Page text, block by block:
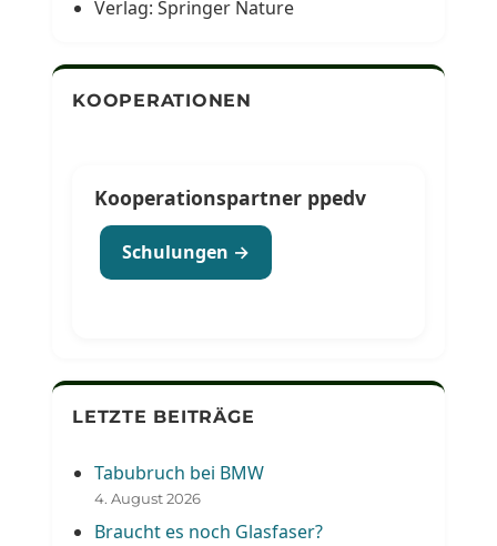
Verlag: Springer Nature
KOOPERATIONEN
Kooperationspartner ppedv
Schulungen →
LETZTE BEITRÄGE
Tabubruch bei BMW
4. August 2026
Braucht es noch Glasfaser?